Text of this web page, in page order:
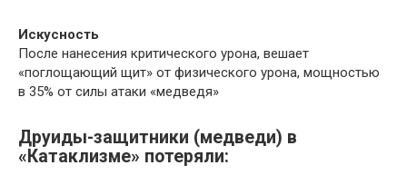
Искусность
После нанесения критического урона, вешает
«поглощающий щит» от физического урона, мощностью
в 35% от силы атаки «медведя»
Друиды-защитники (медведи) в
«Катаклизме» потеряли: